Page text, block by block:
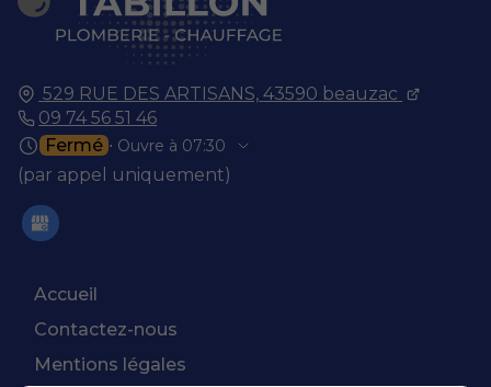
529 RUE DES ARTISANS, 43590 beauzac
09 74 56 51 46
Fermé ⋅ Ouvre à 07:30
(par appel uniquement)
Accueil
Contactez-nous
Mentions légales